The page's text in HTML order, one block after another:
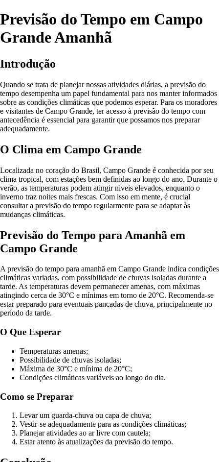
Previsão do Tempo em Campo
Grande Amanhã
Introdução
Quando se trata de planejar nossas atividades diárias, a previsão do
tempo desempenha um papel fundamental para nos manter informados
sobre as condições climáticas que podemos esperar. Para os moradores
e visitantes de Campo Grande, ter acesso à previsão do tempo com
antecedência é essencial para garantir que possamos nos preparar
adequadamente.
O Clima em Campo Grande
Localizada no coração do Brasil, Campo Grande é conhecida por seu
clima tropical, com estações bem definidas ao longo do ano. Durante o
verão, as temperaturas podem atingir níveis elevados, enquanto o
inverno traz noites mais frescas. Com isso em mente, é crucial
consultar a previsão do tempo regularmente para se adaptar às
mudanças climáticas.
Previsão do Tempo para Amanhã em
Campo Grande
A previsão do tempo para amanhã em Campo Grande indica condições
climáticas variadas, com possibilidade de chuvas isoladas durante a
tarde. As temperaturas devem permanecer amenas, com máximas
atingindo cerca de 30°C e mínimas em torno de 20°C. Recomenda-se
estar preparado para eventuais pancadas de chuva, principalmente no
período da tarde.
O Que Esperar
Temperaturas amenas;
Possibilidade de chuvas isoladas;
Máxima de 30°C e mínima de 20°C;
Condições climáticas variáveis ao longo do dia.
Como se Preparar
Levar um guarda-chuva ou capa de chuva;
Vestir-se adequadamente para as condições climáticas;
Planejar atividades ao ar livre com cautela;
Estar atento às atualizações da previsão do tempo.